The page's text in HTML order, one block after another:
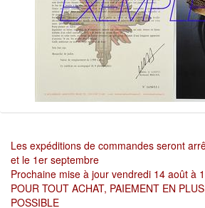
Les expéditions de commandes seront
et le 1er septembre
Prochaine mise à jour vendredi 14 août à
POUR TOUT ACHAT, PAIEMENT EN
POSSIBLE